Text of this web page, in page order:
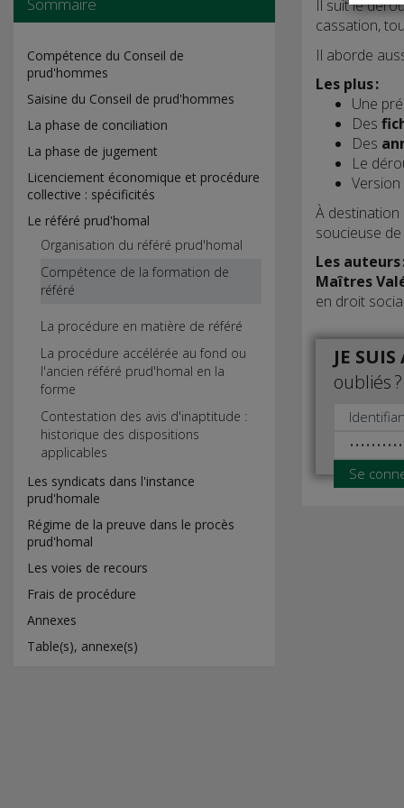
Compétence du Conseil de
prud'hommes
Saisine du Conseil de prud'hommes
La phase de conciliation
La phase de jugement
Licenciement économique et procédure
collective : spécificités
Le référé prud'homal
Organisation du référé prud'homal
Compétence de la formation de
référé
La procédure en matière de référé
La procédure accélérée au fond ou
l'ancien référé prud'homal en la
forme
Contestation des avis d'inaptitude :
historique des dispositions
applicables
Les syndicats dans l'instance
prud'homale
Régime de la preuve dans le procès
prud'homal
Les voies de recours
Frais de procédure
Annexes
Table(s), annexe(s)
Il suit le
cassation,
Il aborde
Les plus :
Une
Des
Des
Le
Version
À
soucieuse
Les auteurs
Maîtres
en droit
JE
oubliés ?
Se